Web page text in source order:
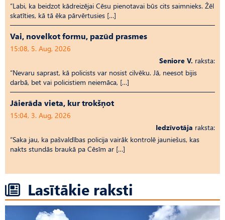
“Labi, ka beidzot kādreizējai Cēsu pienotavai būs cits saimnieks. Žēl
skatīties, kā tā ēka pārvērtusies […]
Vai, novelkot formu, pazūd prasmes
15:08, 5. Aug, 2026
Seniore V. raksta:
“Nevaru saprast, kā policists var nosist cilvēku. Jā, neesot bijis
darbā, bet vai policistiem neiemāca, […]
Jāierāda vieta, kur trokšņot
15:04, 3. Aug, 2026
Iedzīvotāja raksta:
“Saka jau, ka pašvaldības policija vairāk kontrolē jauniešus, kas
nakts stundās braukā pa Cēsīm ar […]
Lasītākie raksti